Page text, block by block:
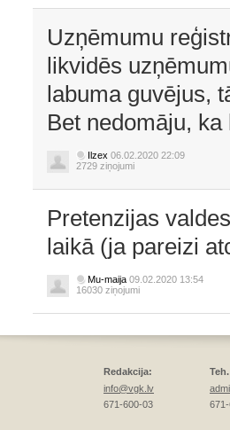
Uzņēmumu
likvidēs
labuma guvējus,
Bet nedomāju,
Ilzex 06.02.2020 22:09
2729 ziņojumi
Pretenzijas
laikā (ja pareizi
Mu-maija 09.02.2020 13:54
16030 ziņojumi
Redakcija:
info@vgk.lv
671-600-03